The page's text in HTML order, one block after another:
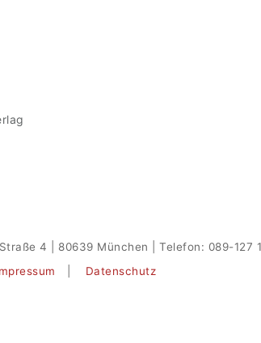
4 | 80639 München | Telefon: 089-127
Datenschutz